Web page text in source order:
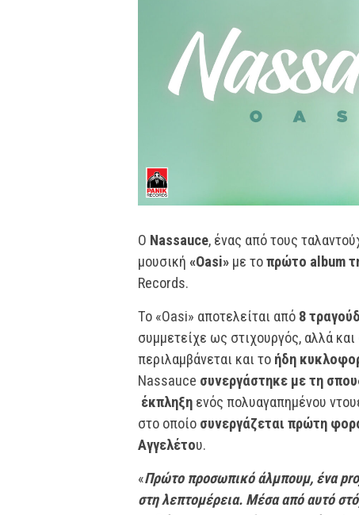
O Nassauce, ένας από τους
μουσική «Oasi» με τοπρώτο album
Records.
To «Oasi» αποτελείται από 8
συμμετείχε ως στιχουργός, αλλά
περιλαμβάνεται και το ήδη
Nassauce συνεργάστηκε με τη
έκπληξη ενός πολυαγαπημένου
στο οποίο συνεργάζεται πρώτη
Αγγελέτου.
«Πρώτο προσωπικό άλμπουμ, ένα
στη λεπτομέρεια. Μέσα από αυτό